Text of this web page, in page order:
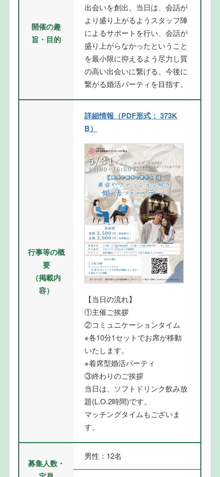
開催の趣
旨・目的
出会いを創出。当日は、会話が
より盛り上がるようスタッフ陣
によるサポートを行い、会話が
盛り上がらなかったということ
を最小限に抑えるよう尽力し質
の高い出会いに繋げる。今後に
繋がる婚活パーティを目指す。
行事等の概
要
（掲載内
容）
詳細情報（PDF形式： 373K
B）
【当日の流れ】
①主催ご挨拶
②コミュニケーションタイム
※各10分1セットでお席が移動
いたします。
※着席型婚活パーティ
③終わりのご挨拶
当日は、ソフトドリンク飲み放
題(L.O.2時間)です。
マッチングタイムもございま
す。
募集人数・
男性：12名